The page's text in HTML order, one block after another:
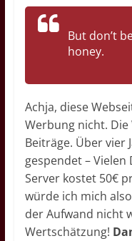
But don’t
honey.
Achja, diese
Werbung nicht.
Beiträge. Über vier
gespendet –
Server kostet 50€
würde ich mich
der Aufwand nicht
Wertschätzung!